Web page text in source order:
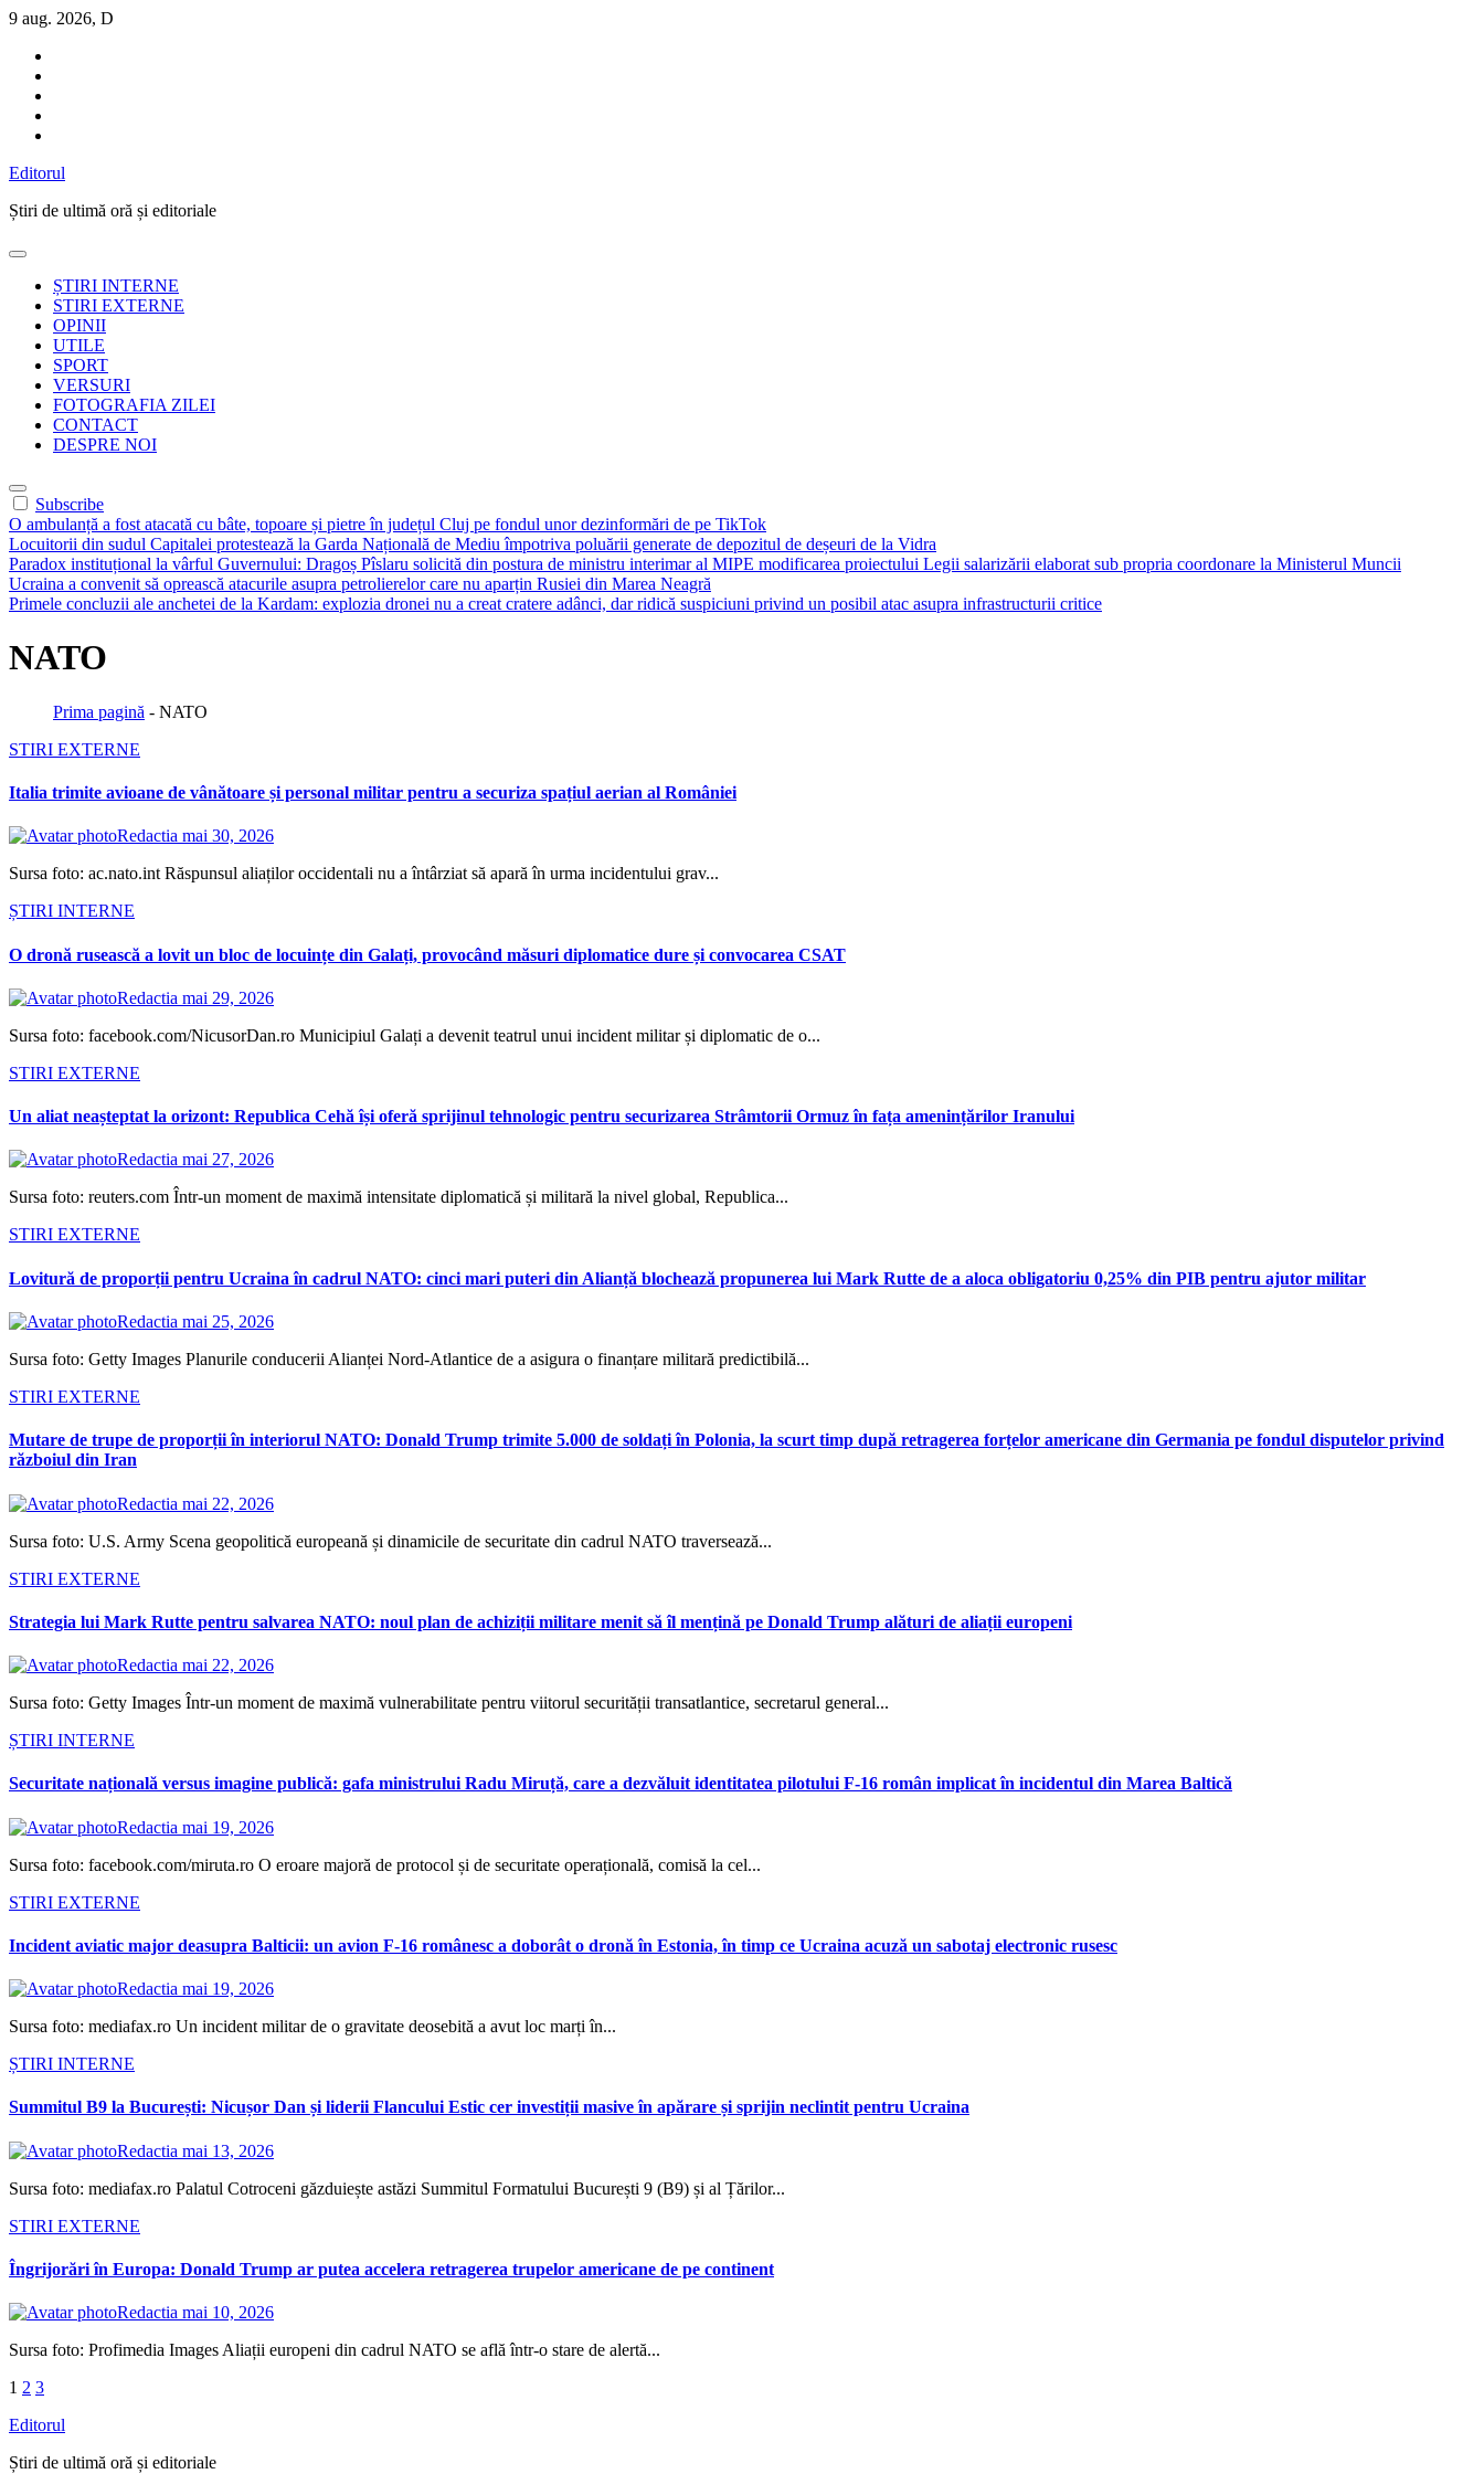
Sari
conținut
9 aug. 2026, D
Editorul
Știri de ultimă oră și editoriale
ȘTIRI INTERNE
STIRI EXTERNE
OPINII
UTILE
SPORT
VERSURI
FOTOGRAFIA ZILEI
CONTACT
DESPRE NOI
Subscribe
O ambulanță a fost atacată cu bâte, topoare și pietre în județul Cluj pe fondul unor dezinformări de pe TikTok
Locuitorii din sudul Capitalei protestează la Garda Națională de Mediu împotriva poluării generate de depozitul de deșeuri de la Vidra
Paradox instituțional la vârful Guvernului: Dragoș Pîslaru solicită din postura de ministru interimar al MIPE modificarea proiectului Legii salarizării elaborat sub propria coordonare la Ministerul Muncii
Ucraina a convenit să oprească atacurile asupra petrolierelor care nu aparțin Rusiei din Marea Neagră
Primele concluzii ale anchetei de la Kardam: explozia dronei nu a creat cratere adânci, dar ridică suspiciuni privind un posibil atac asupra infrastructurii critice
NATO
Prima pagină - NATO
STIRI EXTERNE
Italia trimite avioane de vânătoare și personal militar pentru a securiza spațiul aerian al României
Redactia mai 30, 2026
Sursa foto: ac.nato.int Răspunsul aliaților occidentali nu a întârziat să apară în urma incidentului grav...
ȘTIRI INTERNE
O dronă rusească a lovit un bloc de locuințe din Galați, provocând măsuri diplomatice dure și convocarea CSAT
Redactia mai 29, 2026
Sursa foto: facebook.com/NicusorDan.ro Municipiul Galați a devenit teatrul unui incident militar și diplomatic de o...
STIRI EXTERNE
Un aliat neașteptat la orizont: Republica Cehă își oferă sprijinul tehnologic pentru securizarea Strâmtorii Ormuz în fața amenințărilor Iranului
Redactia mai 27, 2026
Sursa foto: reuters.com Într-un moment de maximă intensitate diplomatică și militară la nivel global, Republica...
STIRI EXTERNE
Lovitură de proporții pentru Ucraina în cadrul NATO: cinci mari puteri din Alianță blochează propunerea lui Mark Rutte de a aloca obligatoriu 0,25% din PIB pentru ajutor militar
Redactia mai 25, 2026
Sursa foto: Getty Images Planurile conducerii Alianței Nord-Atlantice de a asigura o finanțare militară predictibilă...
STIRI EXTERNE
Mutare de trupe de proporții în interiorul NATO: Donald Trump trimite 5.000 de soldați în Polonia, la scurt timp după retragerea forțelor americane din Germania pe fondul disputelor privind
războiul din Iran
Redactia mai 22, 2026
Sursa foto: U.S. Army Scena geopolitică europeană și dinamicile de securitate din cadrul NATO traversează...
STIRI EXTERNE
Strategia lui Mark Rutte pentru salvarea NATO: noul plan de achiziții militare menit să îl mențină pe Donald Trump alături de aliații europeni
Redactia mai 22, 2026
Sursa foto: Getty Images Într-un moment de maximă vulnerabilitate pentru viitorul securității transatlantice, secretarul general...
ȘTIRI INTERNE
Securitate națională versus imagine publică: gafa ministrului Radu Miruță, care a dezvăluit identitatea pilotului F-16 român implicat în incidentul din Marea Baltică
Redactia mai 19, 2026
Sursa foto: facebook.com/miruta.ro O eroare majoră de protocol și de securitate operațională, comisă la cel...
STIRI EXTERNE
Incident aviatic major deasupra Balticii: un avion F-16 românesc a doborât o dronă în Estonia, în timp ce Ucraina acuză un sabotaj electronic rusesc
Redactia mai 19, 2026
Sursa foto: mediafax.ro Un incident militar de o gravitate deosebită a avut loc marți în...
ȘTIRI INTERNE
Summitul B9 la București: Nicușor Dan și liderii Flancului Estic cer investiții masive în apărare și sprijin neclintit pentru Ucraina
Redactia mai 13, 2026
Sursa foto: mediafax.ro Palatul Cotroceni găzduiește astăzi Summitul Formatului București 9 (B9) și al Țărilor...
STIRI EXTERNE
Îngrijorări în Europa: Donald Trump ar putea accelera retragerea trupelor americane de pe continent
Redactia mai 10, 2026
Sursa foto: Profimedia Images Aliații europeni din cadrul NATO se află într-o stare de alertă...
Paginație
articole
1 2 3
Editorul
Știri de ultimă oră și editoriale